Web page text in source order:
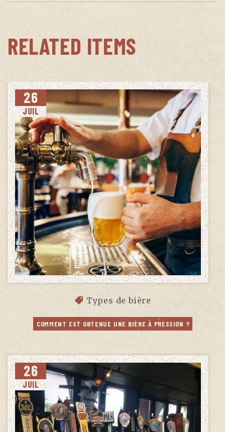
RELATED ITEMS
26
JUIL
Types de bière
COMMENT EST OBTENUE UNE BIÈRE À PRESSION ?
26
JUIL